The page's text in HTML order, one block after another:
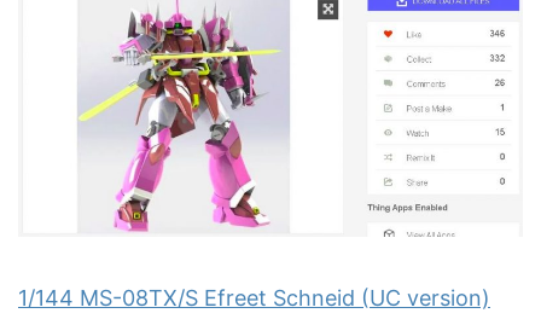
1/144 MS-08TX/S Efreet Schneid (UC version)